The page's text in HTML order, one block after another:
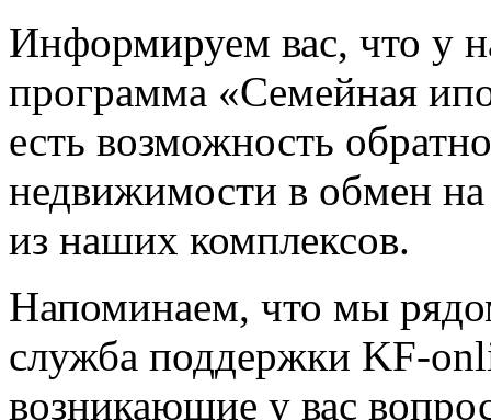
Информируем вас, что у
программа «Семейная
есть возможность
недвижимости в обмен
из наших комплексов.
Напоминаем, что мы
служба поддержки KF-
возникающие у вас